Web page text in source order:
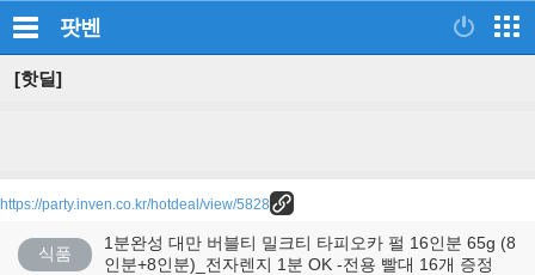
팟벤
[핫딜]
https://party.inven.co.kr/hotdeal/view/5828
식품
1분완성 대만 버블티 밀크티 타피오카 펄 16인분 65g (8
인분+8인분)_전자렌지 1분 OK -전용 빨대 16개 증정